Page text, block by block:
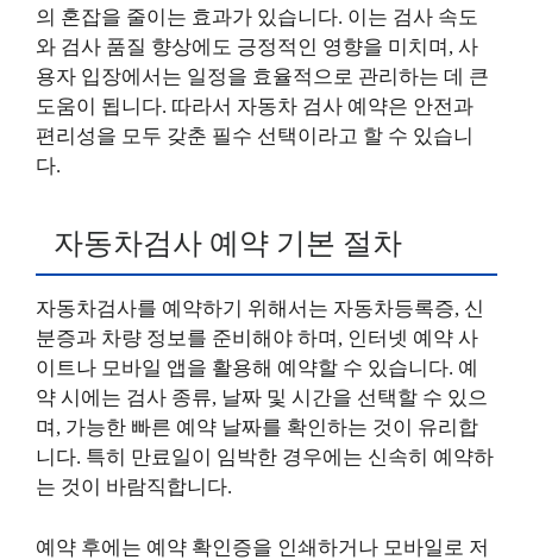
의 혼잡을 줄이는 효과가 있습니다. 이는 검사 속도
와 검사 품질 향상에도 긍정적인 영향을 미치며, 사
용자 입장에서는 일정을 효율적으로 관리하는 데 큰
도움이 됩니다. 따라서 자동차 검사 예약은 안전과
편리성을 모두 갖춘 필수 선택이라고 할 수 있습니
다.
자동차검사 예약 기본 절차
자동차검사를 예약하기 위해서는 자동차등록증, 신
분증과 차량 정보를 준비해야 하며, 인터넷 예약 사
이트나 모바일 앱을 활용해 예약할 수 있습니다. 예
약 시에는 검사 종류, 날짜 및 시간을 선택할 수 있으
며, 가능한 빠른 예약 날짜를 확인하는 것이 유리합
니다. 특히 만료일이 임박한 경우에는 신속히 예약하
는 것이 바람직합니다.
예약 후에는 예약 확인증을 인쇄하거나 모바일로 저